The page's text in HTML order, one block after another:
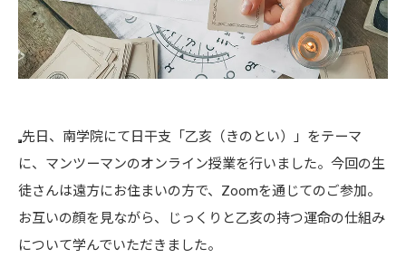
先日、南学院にて日干支「乙亥（きのとい）」をテーマ
に、マンツーマンのオンライン授業を行いました。今回の生
徒さんは遠方にお住まいの方で、Zoomを通じてのご参加。
お互いの顔を見ながら、じっくりと乙亥の持つ運命の仕組み
について学んでいただきました。